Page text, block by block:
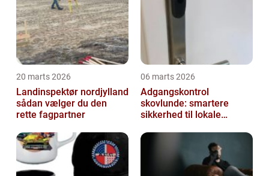
20 marts 2026
Landinspektør nordjylland
sådan vælger du den
rette fagpartner
06 marts 2026
Adgangskontrol
skovlunde: smartere
sikkerhed til lokale